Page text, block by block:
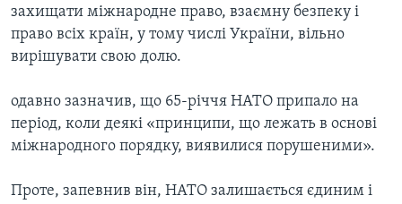
захищати міжнародне право, взаємну безпеку і
право всіх країн, у тому числі України, вільно
вирішувати свою долю.
одавно зазначив, що 65-річчя НАТО припало на
період, коли деякі «принципи, що лежать в основі
міжнародного порядку, виявилися порушеними».
Проте, запевнив він, НАТО залишається єдиним і